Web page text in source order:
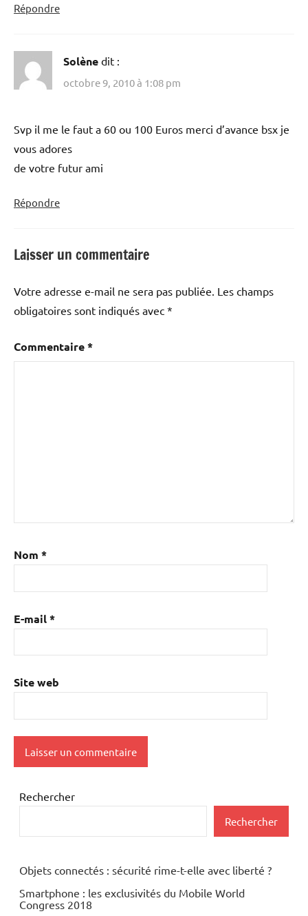
Répondre
Solène dit :
octobre 9, 2010 à 1:08 pm
Svp il me le faut a 60 ou 100 Euros merci d’avance bsx je
vous adores
de votre futur ami
Répondre
Laisser un commentaire
Votre adresse e-mail ne sera pas publiée. Les champs
obligatoires sont indiqués avec *
Commentaire*
Nom *
E-mail*
Site web
Rechercher
Rechercher
Objets connectés : sécurité rime-t-elle avec liberté ?
Smartphone : les exclusivités du Mobile World
Congress 2018